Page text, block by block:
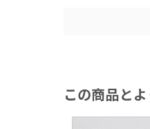
この商品と